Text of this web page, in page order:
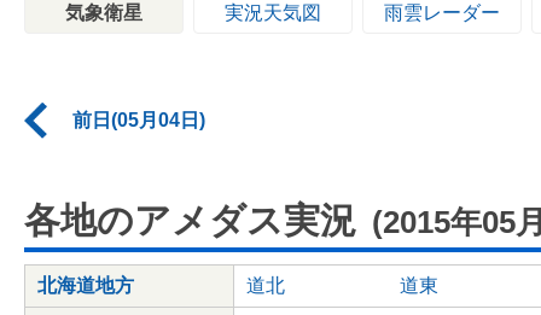
気象衛星 実況天気図 雨雲レーダー
前日(05月04日)
各地のアメダス実況 (2015年05
北海道地方 道北 道東